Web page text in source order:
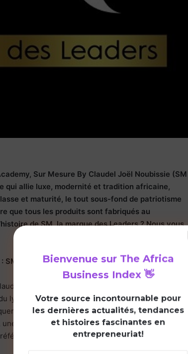
Sur Mesure By Claudel Joël Noubissie (SM
qui allie luxe, modernité et tradition africaine,
et maturité, le tout sous-fond de patriotisme
que tous les produits sont fabriqués au
de SM, la marque des Leaders ? Nous vous
SM !
Joël Noubissie quand il était encore sur les
lycée classique et moderne d’Ebolowa, il avait des
des autres élèves notamment à travers une
chaîne, etc. Bref à cette époque, il se faisait
à ce chanteur ivoirien qui aimait la sape.
Bienvenue surThe Africa
Business Index👋
Votre source incontournable pour
les dernières actualités, tendances
et histoires fascinantes en
entrepreneuriat!